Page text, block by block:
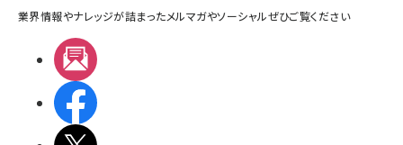
業界情報やナレッジが詰まったメルマガやソーシャルぜひご覧ください